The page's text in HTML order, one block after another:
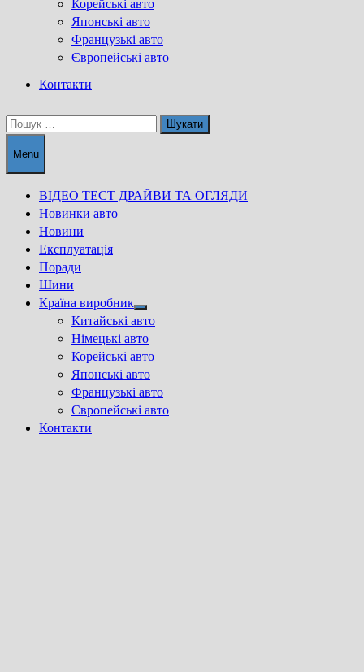
Корейські авто
Японські авто
Французькі авто
Європейські авто
Контакти
Пошук:
Menu
ВІДЕО ТЕСТ ДРАЙВИ ТА ОГЛЯДИ
Новинки авто
Новини
Експлуатація
Поради
Шини
Країна виробник
Show
sub
menu
Китайські авто
Німецькі авто
Корейські авто
Японські авто
Французькі авто
Європейські авто
Контакти